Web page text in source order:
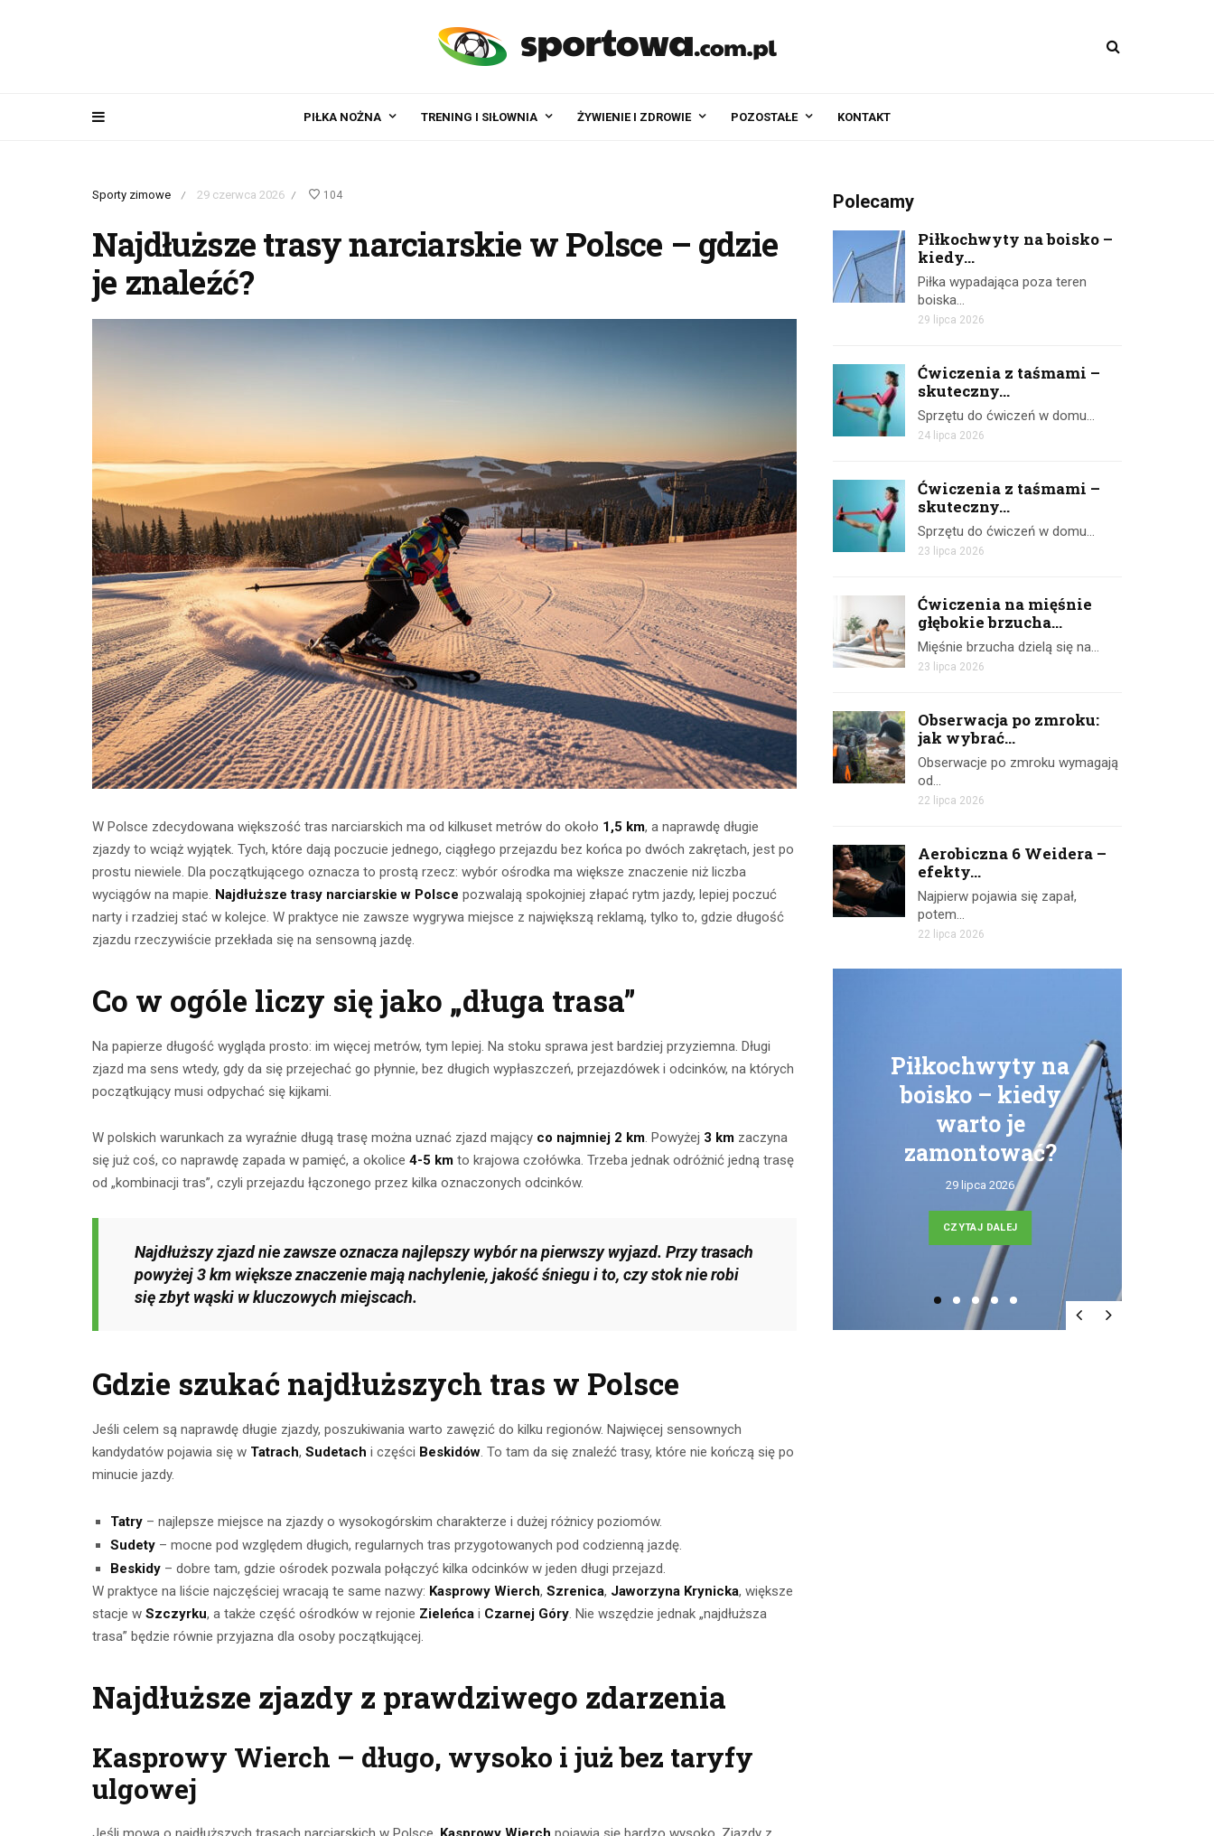
PIŁKA NOŻNA TRENING I SIŁOWNIA ŻYWIENIE I ZDROWIE POZOSTAŁE KONTAKT
Sporty zimowe / 29 czerwca 2026 / 104
Najdłuższe trasy narciarskie w Polsce – gdzie
je znaleźć?
W Polsce zdecydowana większość tras narciarskich ma od kilkuset metrów do około 1,5 km, a naprawdę długie
zjazdy to wciąż wyjątek. Tych, które dają poczucie jednego, ciągłego przejazdu bez końca po dwóch zakrętach, jest po
prostu niewiele. Dla początkującego oznacza to prostą rzecz: wybór ośrodka ma większe znaczenie niż liczba
wyciągów na mapie. Najdłuższe trasy narciarskie w Polsce pozwalają spokojniej złapać rytm jazdy, lepiej poczuć
narty i rzadziej stać w kolejce. W praktyce nie zawsze wygrywa miejsce z największą reklamą, tylko to, gdzie długość
zjazdu rzeczywiście przekłada się na sensowną jazdę.
Co w ogóle liczy się jako „długa trasa”
Na papierze długość wygląda prosto: im więcej metrów, tym lepiej. Na stoku sprawa jest bardziej przyziemna. Długi
zjazd ma sens wtedy, gdy da się przejechać go płynnie, bez długich wypłaszczeń, przejazdówek i odcinków, na których
początkujący musi odpychać się kijkami.
W polskich warunkach za wyraźnie długą trasę można uznać zjazd mający co najmniej 2 km. Powyżej 3 km zaczyna
się już coś, co naprawdę zapada w pamięć, a okolice 4-5 km to krajowa czołówka. Trzeba jednak odróżnić jedną trasę
od „kombinacji tras”, czyli przejazdu łączonego przez kilka oznaczonych odcinków.
Najdłuższy zjazd nie zawsze oznacza najlepszy wybór na pierwszy wyjazd. Przy trasach
powyżej 3 km większe znaczenie mają nachylenie, jakość śniegu i to, czy stok nie robi
się zbyt wąski w kluczowych miejscach.
Gdzie szukać najdłuższych tras w Polsce
Jeśli celem są naprawdę długie zjazdy, poszukiwania warto zawęzić do kilku regionów. Najwięcej sensownych
kandydatów pojawia się w Tatrach, Sudetach i części Beskidów. To tam da się znaleźć trasy, które nie kończą się po
minucie jazdy.
Tatry – najlepsze miejsce na zjazdy o wysokogórskim charakterze i dużej różnicy poziomów.
Sudety – mocne pod względem długich, regularnych tras przygotowanych pod codzienną jazdę.
Beskidy – dobre tam, gdzie ośrodek pozwala połączyć kilka odcinków w jeden długi przejazd.
W praktyce na liście najczęściej wracają te same nazwy: Kasprowy Wierch, Szrenica, Jaworzyna Krynicka, większe
stacje w Szczyrku, a także część ośrodków w rejonie Zieleńca i Czarnej Góry. Nie wszędzie jednak „najdłuższa
trasa” będzie równie przyjazna dla osoby początkującej.
Najdłuższe zjazdy z prawdziwego zdarzenia
Kasprowy Wierch – długo, wysoko i już bez taryfy
ulgowej
Polecamy
Piłkochwyty na boisko –
kiedy...
Piłka wypadająca poza teren
boiska…
29 lipca 2026
Ćwiczenia z taśmami –
skuteczny...
Sprzętu do ćwiczeń w domu…
24 lipca 2026
Ćwiczenia z taśmami –
skuteczny...
Sprzętu do ćwiczeń w domu…
23 lipca 2026
Ćwiczenia na mięśnie
głębokie brzucha...
Mięśnie brzucha dzielą się na…
23 lipca 2026
Obserwacja po zmroku:
jak wybrać...
Obserwacje po zmroku wymagają
od…
22 lipca 2026
Aerobiczna 6 Weidera –
efekty...
Najpierw pojawia się zapał,
potem…
22 lipca 2026
Ćwiczenia z
taśmami –
trening w domu
23 lipca 2026
Ćwiczenia na
mięśnie głębokie
poprawnie
wykonywać?
Obserwacja po
lornetkę w teren?
Piłkochwyty na
boisko – kiedy
warto je
zamontować?
29 lipca 2026
CZYTAJ DALEJ